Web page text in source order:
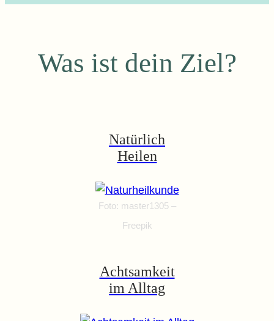
Was ist dein Ziel?
Natürlich
Heilen
Foto: master1305 –
Freepik
Achtsamkeit
im Alltag